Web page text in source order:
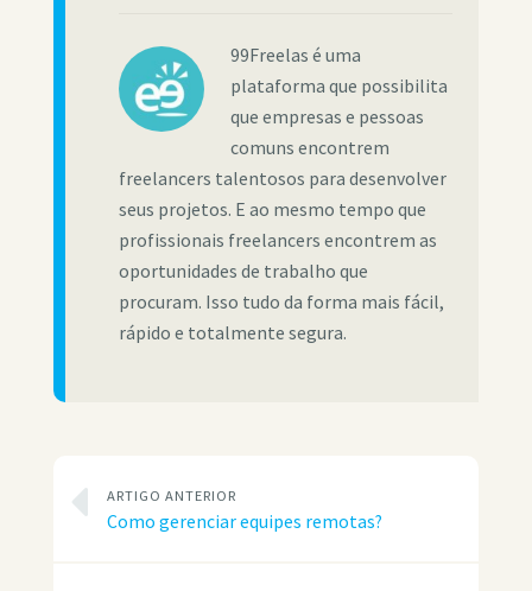
99Freelas é uma
plataforma que possibilita
que empresas e pessoas
comuns encontrem
freelancers talentosos para desenvolver
seus projetos. E ao mesmo tempo que
profissionais freelancers encontrem as
oportunidades de trabalho que
procuram. Isso tudo da forma mais fácil,
rápido e totalmente segura.
ARTIGO ANTERIOR
Como gerenciar equipes remotas?